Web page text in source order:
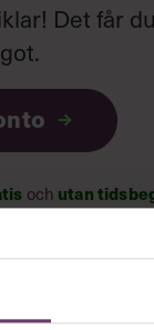
Det får
.
och utan